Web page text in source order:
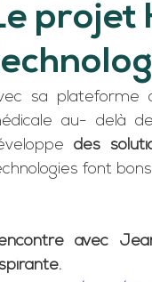
projet
sa plateforme
au- delà
des
font
avec